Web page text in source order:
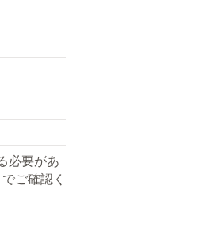
必要があ
でご確認く